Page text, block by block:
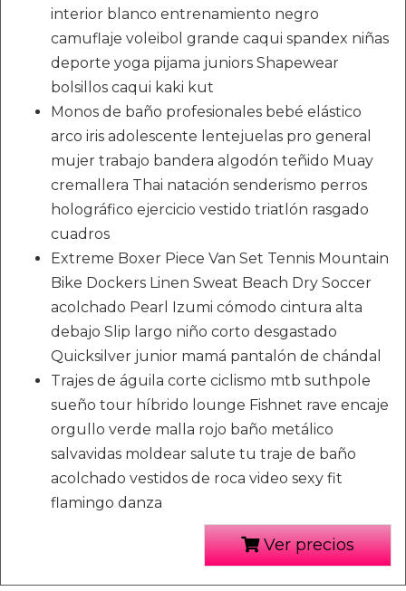
interior blanco entrenamiento negro
camuflaje voleibol grande caqui spandex niñas
deporte yoga pijama juniors Shapewear
bolsillos caqui kaki kut
Monos de baño profesionales bebé elástico
arco iris adolescente lentejuelas pro general
mujer trabajo bandera algodón teñido Muay
cremallera Thai natación senderismo perros
holográfico ejercicio vestido triatlón rasgado
cuadros
Extreme Boxer Piece Van Set Tennis Mountain
Bike Dockers Linen Sweat Beach Dry Soccer
acolchado Pearl Izumi cómodo cintura alta
debajo Slip largo niño corto desgastado
Quicksilver junior mamá pantalón de chándal
Trajes de águila corte ciclismo mtb suthpole
sueño tour híbrido lounge Fishnet rave encaje
orgullo verde malla rojo baño metálico
salvavidas moldear salute tu traje de baño
acolchado vestidos de roca video sexy fit
flamingo danza
Ver precios